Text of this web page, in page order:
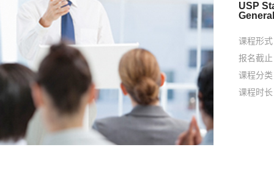
USP
课程形式
报名截止
课程分类
课程时长